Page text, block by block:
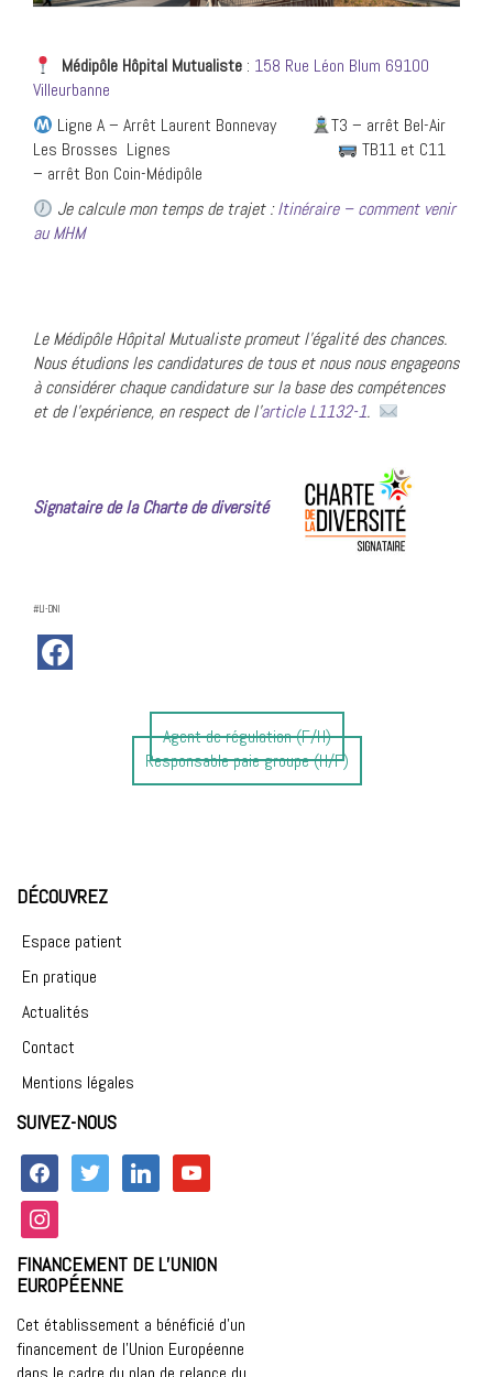
Médipôle Hôpital Mutualiste : 158 Rue Léon Blum 69100
Villeurbanne
Ligne A – Arrêt Laurent Bonnevay
T3 – arrêt Bel-Air
Les Brosses Lignes
TB11 et C11
– arrêt Bon Coin-Médipôle
Je calcule mon temps de trajet :Itinéraire – comment venir
au MHM
Le Médipôle Hôpital Mutualiste promeut l’égalité des chances.
Nous étudions les candidatures de tous et nous nous engageons
à considérer chaque candidature sur la base des compétences
et de l’expérience, en respect de l’article L1132-1.
Signataire de la Charte de diversité
#LI-DNI
Article
précédent
:
Agent de régulation (F/H)
Article
suivant
Responsable paie groupe (H/F)
DÉCOUVREZ
Espace patient
En pratique
Actualités
Contact
Mentions légales
SUIVEZ-NOUS
facebooktwitter linkedin youtube
instagram
FINANCEMENT DE L’UNION
EUROPÉENNE
Cet établissement a bénéficié d’un
financement de l’Union Européenne